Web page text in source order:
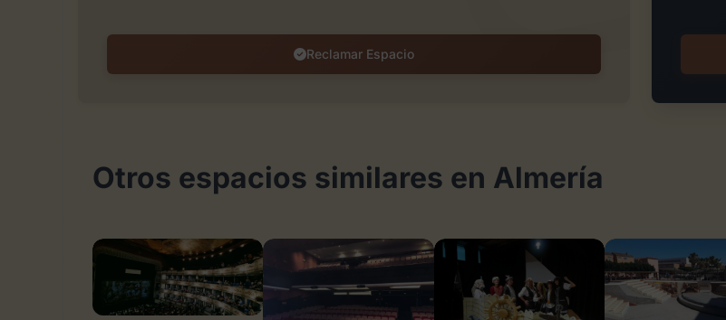
Reclamar Espacio
Otros espacios similares en Almería